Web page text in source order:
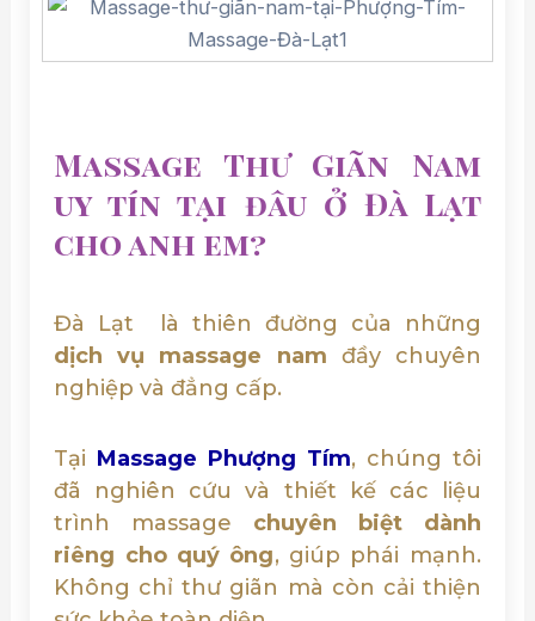
Massage Thư Giãn Nam
uy tín tại đâu ở Đà Lạt
cho anh em?
Đà Lạt là thiên đường của những
dịch vụ massage nam đầy chuyên
nghiệp và đẳng cấp.
Tại Massage Phượng Tím, chúng tôi
đã nghiên cứu và thiết kế các liệu
trình massage chuyên biệt dành
riêng cho quý ông, giúp phái mạnh.
Không chỉ thư giãn mà còn cải thiện